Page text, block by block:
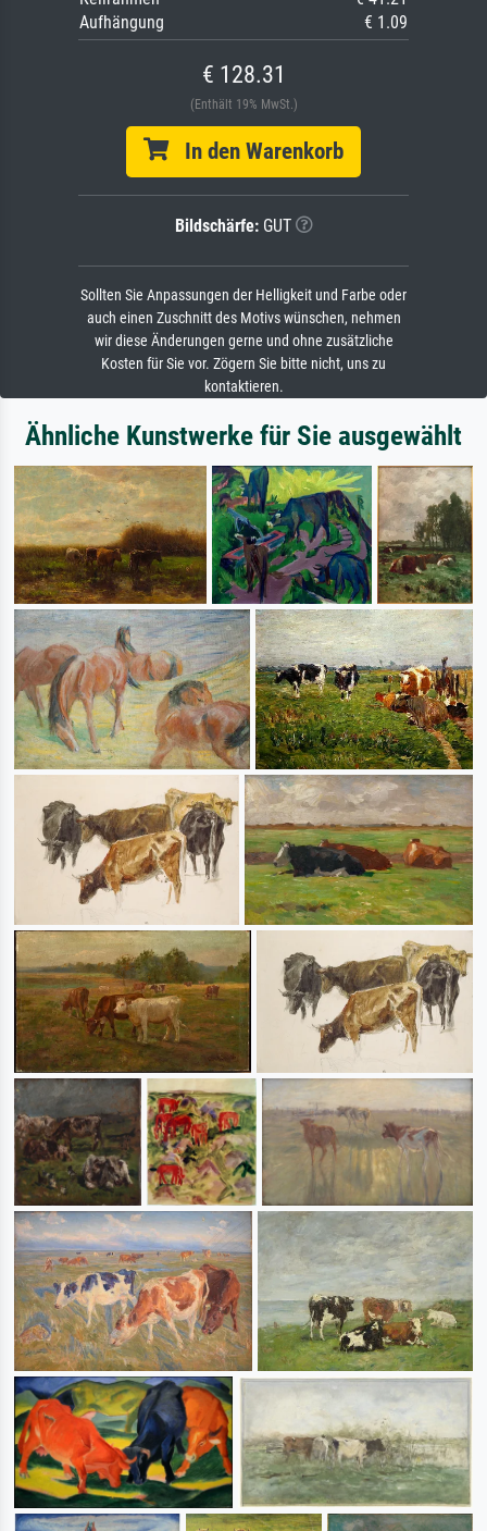
Aufhängung
€ 1.09
€ 128.31
(Enthält 19% MwSt.)
In den Warenkorb
Bildschärfe:GUT
Sollten Sie Anpassungen der Helligkeit und Farbe oder
auch einen Zuschnitt des Motivs wünschen, nehmen
wir diese Änderungen gerne und ohne zusätzliche
Kosten für Sie vor. Zögern Sie bitte nicht, uns zu
kontaktieren.
Ähnliche Kunstwerke für Sie ausgewählt